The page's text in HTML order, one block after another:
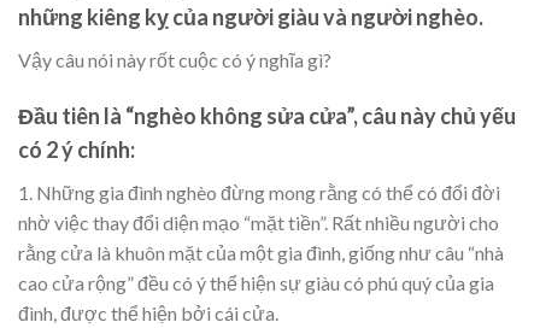
những kiêng kỵ của người giàu và người nghèo.
Vậy câu nói này rốt cuộc có ý nghĩa gì?
Đầu tiên là “nghèo không sửa cửa”, câu này chủ yếu
có 2 ý chính:
1. Những gia đình nghèo đừng mong rằng có thể có đổi đời
nhờ việc thay đổi diện mạo “mặt tiền”. Rất nhiều người cho
rằng cửa là khuôn mặt của một gia đình, giống như câu “nhà
cao cửa rộng” đều có ý thể hiện sự giàu có phú quý của gia
đình, được thể hiện bởi cái cửa.